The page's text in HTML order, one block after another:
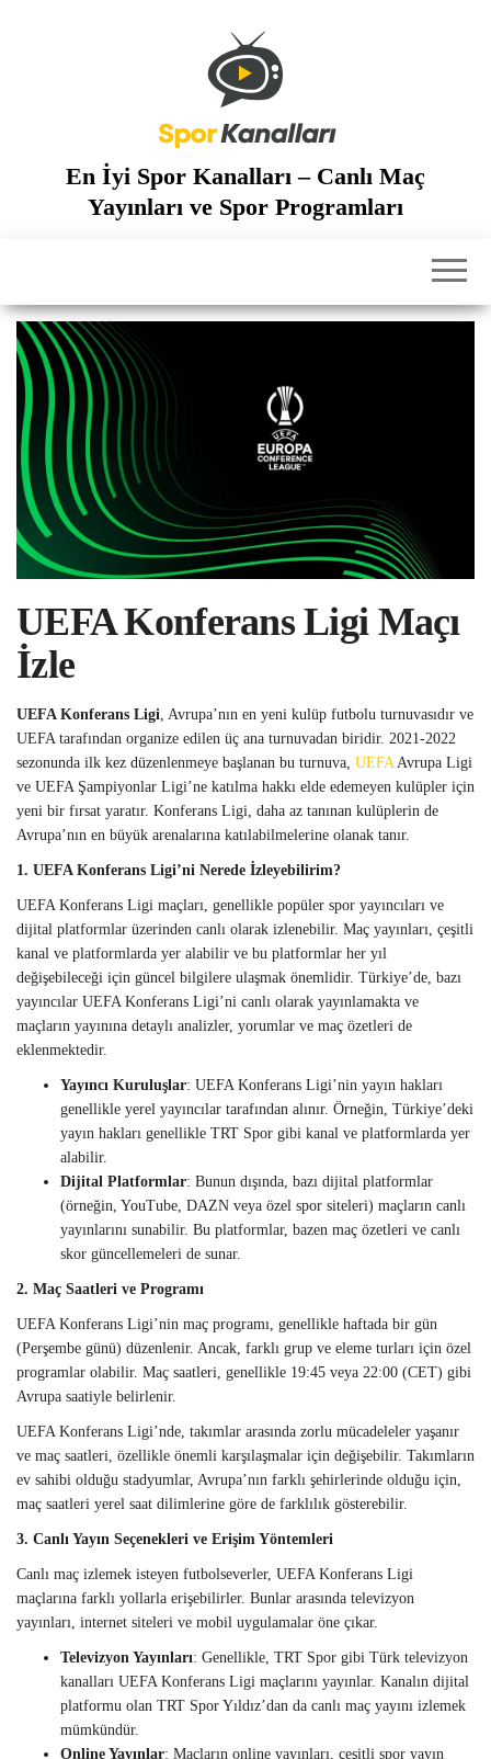
En İyi Spor Kanalları – Canlı Maç
Yayınları ve Spor Programları
UEFA Konferans Ligi Maçı
İzle
UEFA Konferans Ligi, Avrupa’nın en yeni kulüp futbolu turnuvasıdır ve
UEFA tarafından organize edilen üç ana turnuvadan biridir. 2021-2022
sezonunda ilk kez düzenlenmeye başlanan bu turnuva, UEFAAvrupa Ligi
ve UEFA Şampiyonlar Ligi’ne katılma hakkı elde edemeyen kulüpler için
yeni bir fırsat yaratır. Konferans Ligi, daha az tanınan kulüplerin de
Avrupa’nın en büyük arenalarına katılabilmelerine olanak tanır.
1. UEFA Konferans Ligi’ni Nerede İzleyebilirim?
UEFA Konferans Ligi maçları, genellikle popüler spor yayıncıları ve
dijital platformlar üzerinden canlı olarak izlenebilir. Maç yayınları, çeşitli
kanal ve platformlarda yer alabilir ve bu platformlar her yıl
değişebileceği için güncel bilgilere ulaşmak önemlidir. Türkiye’de, bazı
yayıncılar UEFA Konferans Ligi’ni canlı olarak yayınlamakta ve
maçların yayınına detaylı analizler, yorumlar ve maç özetleri de
eklenmektedir.
Yayıncı Kuruluşlar: UEFA Konferans Ligi’nin yayın hakları
genellikle yerel yayıncılar tarafından alınır. Örneğin, Türkiye’deki
yayın hakları genellikle TRT Spor gibi kanal ve platformlarda yer
alabilir.
Dijital Platformlar: Bunun dışında, bazı dijital platformlar
(örneğin, YouTube, DAZN veya özel spor siteleri) maçların canlı
yayınlarını sunabilir. Bu platformlar, bazen maç özetleri ve canlı
skor güncellemeleri de sunar.
2. Maç Saatleri ve Programı
UEFA Konferans Ligi’nin maç programı, genellikle haftada bir gün
(Perşembe günü) düzenlenir. Ancak, farklı grup ve eleme turları için özel
programlar olabilir. Maç saatleri, genellikle 19:45 veya 22:00 (CET) gibi
Avrupa saatiyle belirlenir.
UEFA Konferans Ligi’nde, takımlar arasında zorlu mücadeleler yaşanır
ve maç saatleri, özellikle önemli karşılaşmalar için değişebilir. Takımların
ev sahibi olduğu stadyumlar, Avrupa’nın farklı şehirlerinde olduğu için,
maç saatleri yerel saat dilimlerine göre de farklılık gösterebilir.
3. Canlı Yayın Seçenekleri ve Erişim Yöntemleri
Canlı maç izlemek isteyen futbolseverler, UEFA Konferans Ligi
maçlarına farklı yollarla erişebilirler. Bunlar arasında televizyon
yayınları, internet siteleri ve mobil uygulamalar öne çıkar.
Televizyon Yayınları: Genellikle, TRT Spor gibi Türk televizyon
kanalları UEFA Konferans Ligi maçlarını yayınlar. Kanalın dijital
platformu olan TRT Spor Yıldız’dan da canlı maç yayını izlemek
mümkündür.
Online Yayınlar: Maçların online yayınları, çeşitli spor yayın